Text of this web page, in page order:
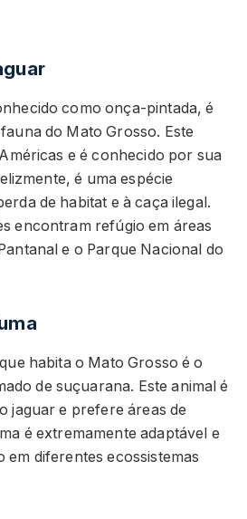
como onça-pintada, é
do Mato Grosso. Este
e é conhecido por sua
é uma espécie
de habitat e à caça ilegal.
encontram refúgio em áreas
e o Parque Nacional do
habita o Mato Grosso é o
de suçuarana. Este animal é
jaguar e prefere áreas de
é extremamente adaptável e
em diferentes ecossistemas